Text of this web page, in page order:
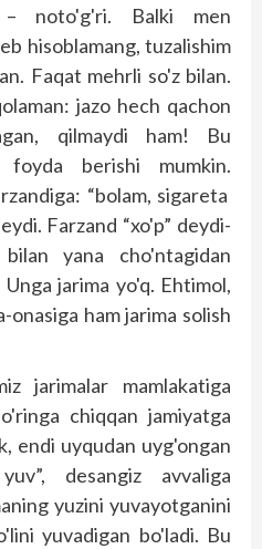
– noto'g'ri. Balki men
hisoblamang, tuzalishim
Faqat mehrli so'z bilan.
jazo hech qachon
qilmaydi ham! Bu
foyda berishi mumkin.
“bolam, sigareta
Farzand “xo'p” deydi-
yana cho'ntagidan
jarima yo'q. Ehtimol,
ham jarima solish
jarimalar mamlakatiga
chiqqan jamiyatga
endi uyqudan uyg'ongan
desangiz avvaliga
yuzini yuvayotganini
yuvadigan bo'ladi. Bu